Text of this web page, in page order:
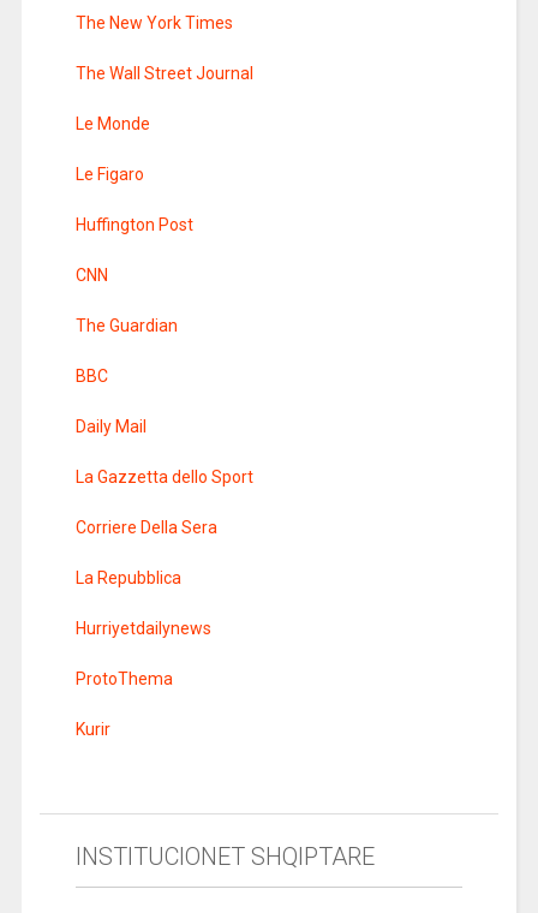
The New York Times
The Wall Street Journal
Le Monde
Le Figaro
Huffington Post
CNN
The Guardian
BBC
Daily Mail
La Gazzetta dello Sport
Corriere Della Sera
La Repubblica
Hurriyetdailynews
ProtoThema
Kurir
INSTITUCIONET SHQIPTARE